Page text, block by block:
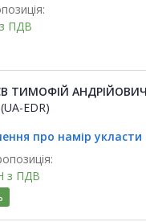
з ПДВ
ТИМОФІЙ
EDR)
про намір укласти
з ПДВ